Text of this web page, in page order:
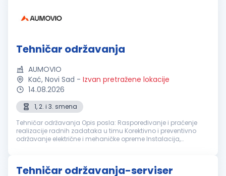
Tehničar održavanja
AUMOVIO
Kać, Novi Sad - Izvan pretražene lokacije
14.08.2026
1, 2. i 3. smena
Tehničar održavanja Opis posla: Raspoređivanje i praćenje
realizacije radnih zadataka u timu Korektivno i preventivno
održavanje električne i mehaničke opreme Instalacija,
Tehničar održavanja-serviser